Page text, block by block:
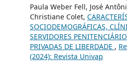
Paula Weber Fell, José
Christiane Colet,
SOCIODEMOGRÁFICAS,
SERVIDORES
PRIVADAS DE LIBERDADE ,
(2024): Revista Univap